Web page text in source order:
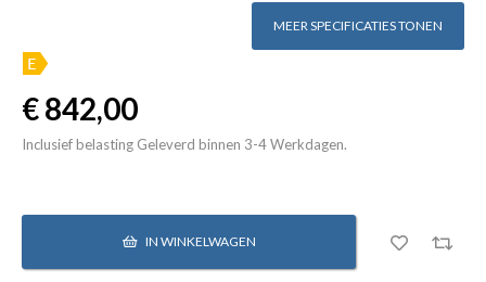
MEER SPECIFICATIES TONEN
€ 842,00
Inclusief belasting Geleverd binnen 3-4 Werkdagen.
IN WINKELWAGEN